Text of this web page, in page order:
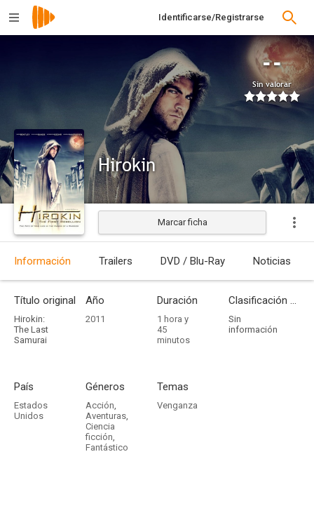
Identificarse/Registrarse
--
Sin valorar
Hirokin
Estrenada
Marcar ficha
Información Trailers DVD / Blu-Ray Noticias
Título original
Hirokin:
The Last
Samurai
Año
2011
Duración
1 hora y
45
minutos
Clasificación por edades
Sin
información
País
Estados
Unidos
Géneros
Acción,
Aventuras,
Ciencia
ficción,
Fantástico
Temas
Venganza